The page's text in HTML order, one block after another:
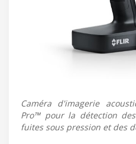
Caméra d'imagerie
Pro™ pour la détection
fuites sous pression et des